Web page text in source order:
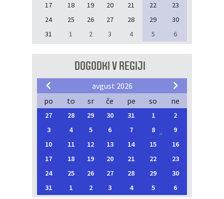
17
18 19 20 21 22
23
24
25 26 27 28 29
30
31
1 2 3 4 5 6
DOGODKI V REGIJI
avgust 2026
po
to sr če pe so ne
27 28 29 30 31 1
2
3
4 5 6 7 8
9
10
11 12 13 14 15
16
17
18 19 20 21 22
23
24
25 26 27 28 29
30
31
1 2 3 4 5 6